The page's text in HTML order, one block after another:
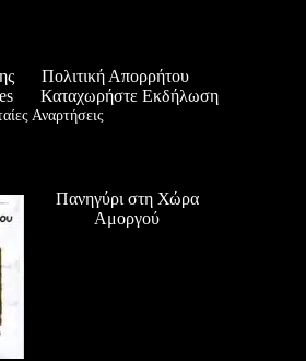
Πολιτική Απορρήτου
Καταχωρήστε Εκδήλωση
Αναρτήσεις
Πανηγύρι στη Χώρα
Αμοργού